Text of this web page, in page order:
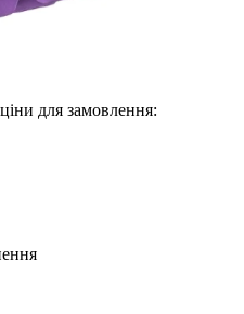
для замовлення: